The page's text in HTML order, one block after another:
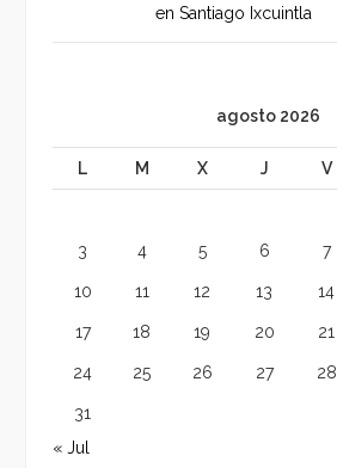
en Santiago Ixcuintla
agosto 2026
L M X J V
3 4 5 6 7
10 11 12 13 14
17 18 19 20 21
24 25 26 27 28
31
« Jul